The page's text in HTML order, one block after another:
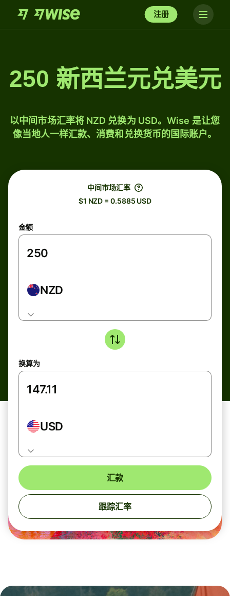
注册
250 新西兰元兑美元
以中间市场汇率将 NZD 兑换为 USD。Wise 是让您
像当地人一样汇款、消费和兑换货币的国际账户。
中间市场汇率
$1 NZD = 0.5885 USD
金额
NZD
换算为
USD
汇款
跟踪汇率